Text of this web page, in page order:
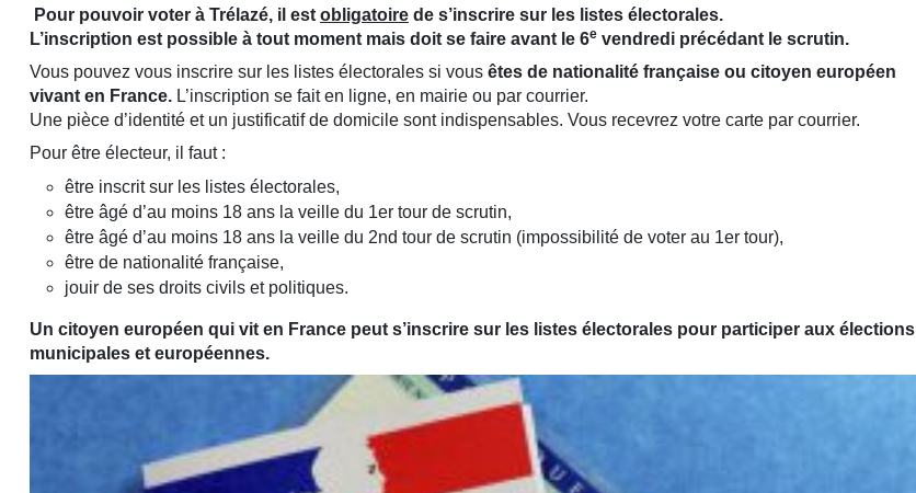
Pour pouvoir voter à Trélazé, il est obligatoire de s’inscrire sur les listes électorales.
L’inscription est possible à tout moment mais doit se faire avant le 6e vendredi précédant le scrutin.
Vous pouvez vous inscrire sur les listes électorales si vous êtes de nationalité française ou citoyen européen
vivant en France. L’inscription se fait en ligne, en mairie ou par courrier.
Une pièce d’identité et un justificatif de domicile sont indispensables. Vous recevrez votre carte par courrier.
Pour être électeur, il faut :
être inscrit sur les listes électorales,
être âgé d’au moins 18 ans la veille du 1er tour de scrutin,
être âgé d’au moins 18 ans la veille du 2nd tour de scrutin (impossibilité de voter au 1er tour),
être de nationalité française,
jouir de ses droits civils et politiques.
Un citoyen européen qui vit en France peut s’inscrire sur les listes électorales pour participer aux élections
municipales et européennes.